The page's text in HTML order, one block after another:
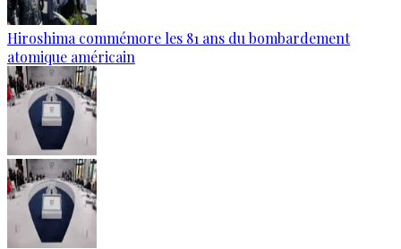
Hiroshima commémore les 81 ans du bombardement
atomique américain